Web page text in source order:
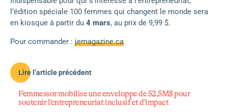
l’édition spéciale 100 femmes qui changent le monde sera
en kiosque à partir du 4 mars, au prix de 9,99 $.
Pour commander : jemagazine.ca
Lire l’article précédent
Femmessor mobilise une enveloppe de 52,5M$ pour
soutenir l’entrepreneuriat inclusif et d’impact